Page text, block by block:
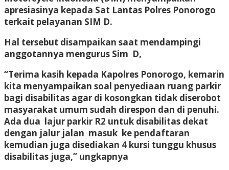
apresiasinya kepada Sat Lantas Polres Ponorogo
terkait pelayanan SIM D.
Hal tersebut disampaikan saat mendampingi
anggotannya mengurus Sim D,
“Terima kasih kepada Kapolres Ponorogo, kemarin
kita menyampaikan soal penyediaan ruang parkir
bagi disabilitas agar di kosongkan tidak diserobot
masyarakat umum sudah direspon dan di penuhi.
Ada dua lajur parkir R2 untuk disabilitas dekat
dengan jalur jalan masuk ke pendaftaran
kemudian juga disediakan 4 kursi tunggu khusus
disabilitas juga,” ungkapnya